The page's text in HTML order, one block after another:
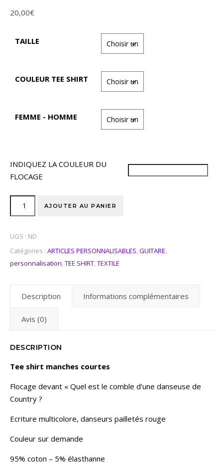
20,00€
TAILLE
COULEUR TEE SHIRT
FEMME - HOMME
INDIQUEZ LA COULEUR DU
FLOCAGE
AJOUTER AU PANIER
UGS : ND
Catégories : ARTICLES PERSONNALISABLES GUITARE
personnalisation TEE SHIRT TEXTILE
Description Informations complémentaires
Avis (0)
DESCRIPTION
Tee shirt manches courtes
Flocage devant « Quel est le comble d’une danseuse de
Country ?
Ecriture multicolore, danseurs pailletés rouge
Couleur sur demande
95% coton – 5% élasthanne